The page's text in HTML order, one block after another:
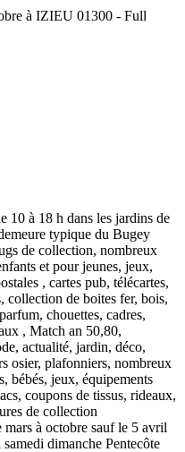
10 à 18 h dans les jardins de
typique du Bugey
de collection, nombreux
et pour jeunes, jeux,
, cartes pub, télécartes,
collection de boites fer, bois,
chouettes, cadres,
, Match an 50,80,
actualité, jardin, déco,
osier, plafonniers, nombreux
bébés, jeux, équipements
coupons de tissus, rideaux,
de collection
à octobre sauf le 5 avril
dimanche Pentecôte